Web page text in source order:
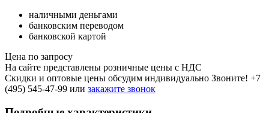
наличными деньгами
банковским переводом
банковской картой
Цена по запросу
На сайте представлены розничные цены с НДС
Скидки и оптовые цены обсудим индивидуально Звоните! +7
(495) 545-47-99 или закажите звонок